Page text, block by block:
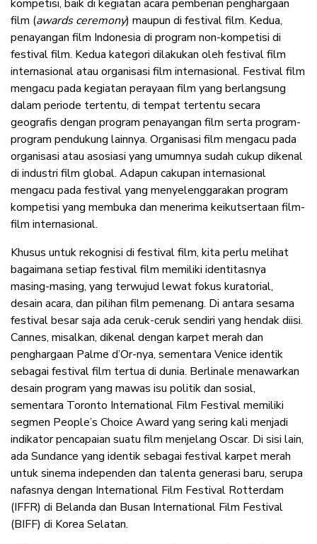
kompetisi, baik di kegiatan acara pemberian penghargaan
film (awards ceremony) maupun di festival film. Kedua,
penayangan film Indonesia di program non-kompetisi di
festival film. Kedua kategori dilakukan oleh festival film
internasional atau organisasi film internasional. Festival film
mengacu pada kegiatan perayaan film yang berlangsung
dalam periode tertentu, di tempat tertentu secara
geografis dengan program penayangan film serta program-
program pendukung lainnya. Organisasi film mengacu pada
organisasi atau asosiasi yang umumnya sudah cukup dikenal
di industri film global. Adapun cakupan internasional
mengacu pada festival yang menyelenggarakan program
kompetisi yang membuka dan menerima keikutsertaan film-
film internasional.
Khusus untuk rekognisi di festival film, kita perlu melihat
bagaimana setiap festival film memiliki identitasnya
masing-masing, yang terwujud lewat fokus kuratorial,
desain acara, dan pilihan film pemenang. Di antara sesama
festival besar saja ada ceruk-ceruk sendiri yang hendak diisi.
Cannes, misalkan, dikenal dengan karpet merah dan
penghargaan Palme d’Or-nya, sementara Venice identik
sebagai festival film tertua di dunia. Berlinale menawarkan
desain program yang mawas isu politik dan sosial,
sementara Toronto International Film Festival memiliki
segmen People’s Choice Award yang sering kali menjadi
indikator pencapaian suatu film menjelang Oscar. Di sisi lain,
ada Sundance yang identik sebagai festival karpet merah
untuk sinema independen dan talenta generasi baru, serupa
nafasnya dengan International Film Festival Rotterdam
(IFFR) di Belanda dan Busan International Film Festival
(BIFF) di Korea Selatan.